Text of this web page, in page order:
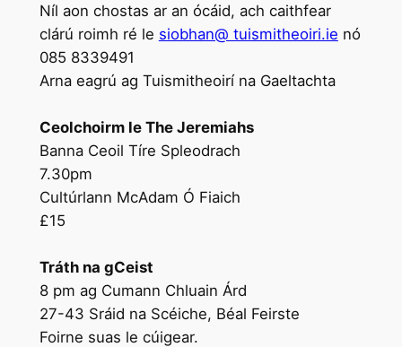
Níl aon chostas ar an ócáid, ach caithfear
clárú roimh ré le siobhan@ tuismitheoiri.ie nó
085 8339491
Arna eagrú ag Tuismitheoirí na Gaeltachta
Ceolchoirm le The Jeremiahs
Banna Ceoil Tíre Spleodrach
7.30pm
Cultúrlann McAdam Ó Fiaich
£15
Tráth na gCeist
8 pm ag Cumann Chluain Árd
27-43 Sráid na Scéiche, Béal Feirste
Foirne suas le cúigear.